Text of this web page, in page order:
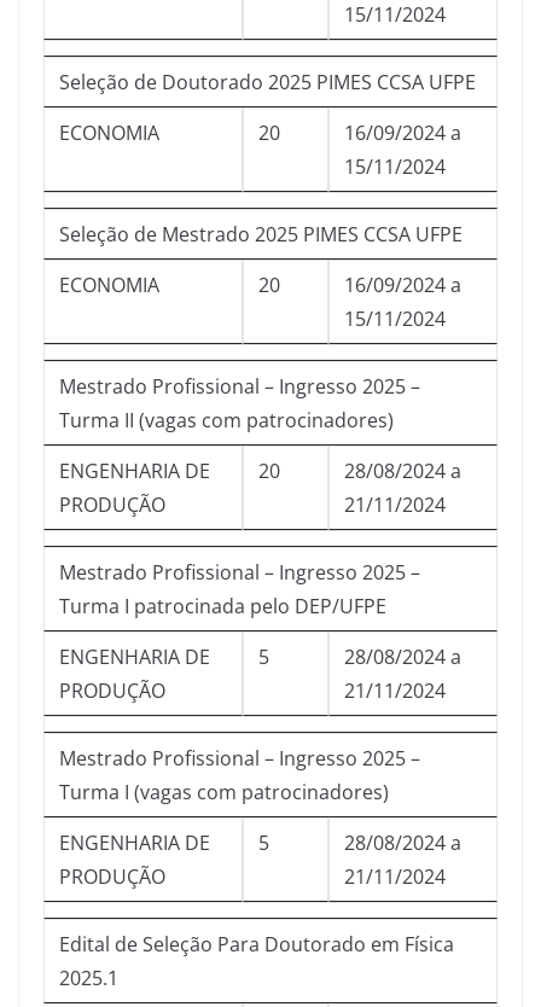
15/11/2024
Seleção de Doutorado 2025 PIMES CCSA UFPE
ECONOMIA
20
16/09/2024 a
15/11/2024
Seleção de Mestrado 2025 PIMES CCSA UFPE
ECONOMIA
20
16/09/2024 a
15/11/2024
Mestrado Profissional – Ingresso 2025 –
Turma II (vagas com patrocinadores)
ENGENHARIA DE
PRODUÇÃO
20
28/08/2024 a
21/11/2024
Mestrado Profissional – Ingresso 2025 –
Turma I patrocinada pelo DEP/UFPE
ENGENHARIA DE
PRODUÇÃO
5
28/08/2024 a
21/11/2024
Mestrado Profissional – Ingresso 2025 –
Turma I (vagas com patrocinadores)
ENGENHARIA DE
PRODUÇÃO
5
28/08/2024 a
21/11/2024
Edital de Seleção Para Doutorado em Física
2025.1